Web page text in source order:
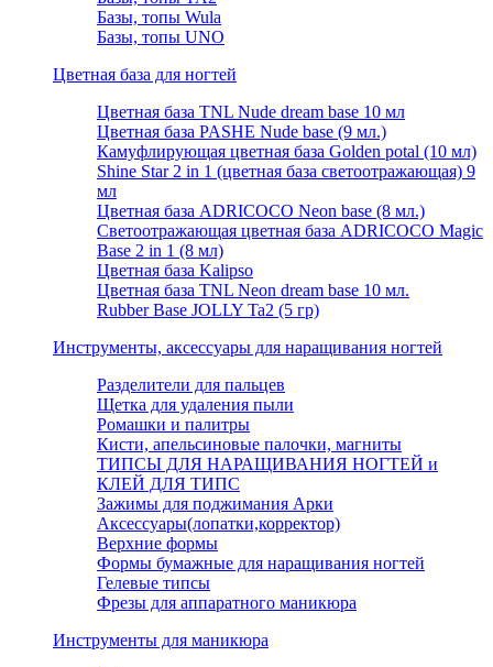
Базы, топы Wula
Базы, топы UNO
Цветная база для ногтей
Цветная база TNL Nude dream base 10 мл
Цветная база PASHE Nude base (9 мл.)
Камуфлирующая цветная база Golden potal (10 мл)
Shine Star 2 in 1 (цветная база светоотражающая) 9
мл
Цветная база ADRICOCO Neon base (8 мл.)
Светоотражающая цветная база ADRICOCO Magic
Base 2 in 1 (8 мл)
Цветная база Kalipso
Цветная база TNL Neon dream base 10 мл.
Rubber Base JOLLY Ta2 (5 гр)
Инструменты, аксессуары для наращивания ногтей
Разделители для пальцев
Щетка для удаления пыли
Ромашки и палитры
Кисти, апельсиновые палочки, магниты
ТИПСЫ ДЛЯ НАРАЩИВАНИЯ НОГТЕЙ и
КЛЕЙ ДЛЯ ТИПС
Зажимы для поджимания Арки
Аксессуары(лопатки,корректор)
Верхние формы
Формы бумажные для наращивания ногтей
Гелевые типсы
Фрезы для аппаратного маникюра
Инструменты для маникюра